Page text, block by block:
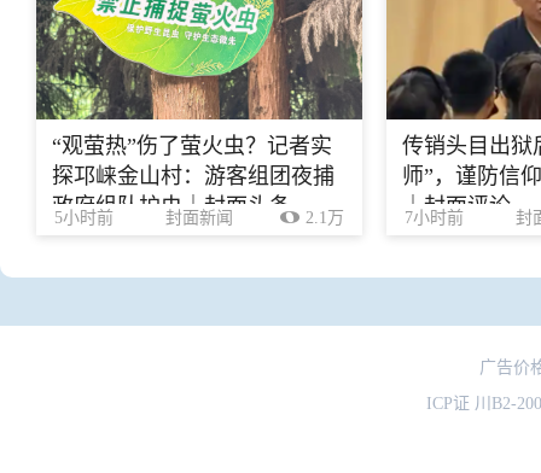
“观萤热”伤了萤火虫？记者实
探邛崃金山村：游客组团夜捕
政府组队护虫｜封面头条
5小时前 封面新闻 2.1万
传销头目出狱
师”，谨防信
｜封面评论
7小时前 封
广告价
ICP证 川B2-